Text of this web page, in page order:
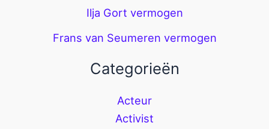
Ilja Gort vermogen
Frans van Seumeren vermogen
Categorieën
Acteur
Activist